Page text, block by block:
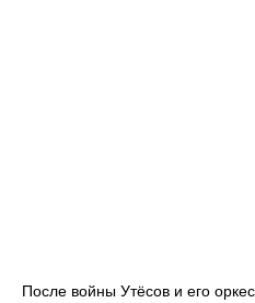
После войны Утёсов и его